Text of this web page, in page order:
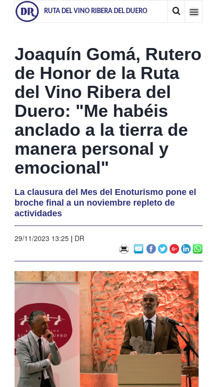
RUTA DEL VINO RIBERA DEL DUERO
Joaquín Gomá, Rutero
de Honor de la Ruta
del Vino Ribera del
Duero: "Me habéis
anclado a la tierra de
manera personal y
emocional"
La clausura del Mes del Enoturismo pone el
broche final a un noviembre repleto de
actividades
29/11/2023 13:25 | DR